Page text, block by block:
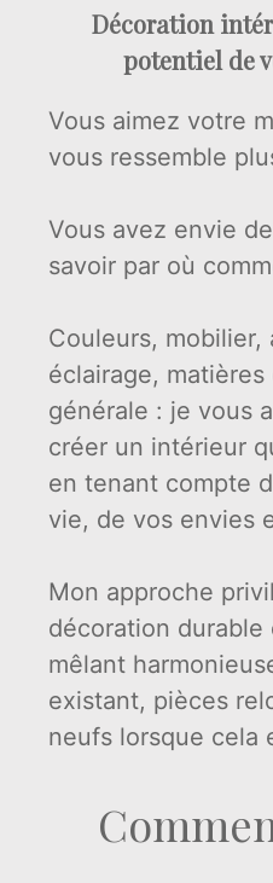
Décoration
potentiel de
Vous aimez votre
vous ressemble
Vous avez envie
savoir par où
Couleurs, mobilier,
éclairage, matières
générale : je vous
créer un intérieur
en tenant compte
vie, de vos envies
Mon approche
décoration durable
mêlant
existant, pièces
neufs lorsque cela